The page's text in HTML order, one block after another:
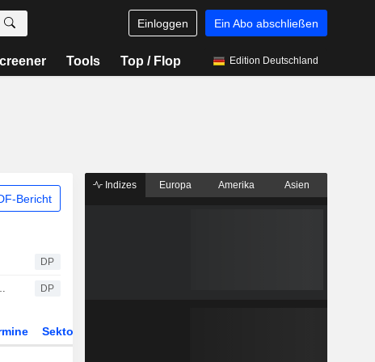
Einloggen Ein Abo abschließen
Tools Top / Flop Edition Deutschland
Bericht
DP
auf 26 Euro - 'Hold' DP
Sektor
Indizes Europa Amerika Asien